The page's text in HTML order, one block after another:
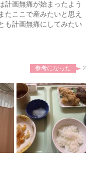
計画無痛が始まったよう
たここで産みたいと思え
も計画無痛にしてみたい
参考になった 2